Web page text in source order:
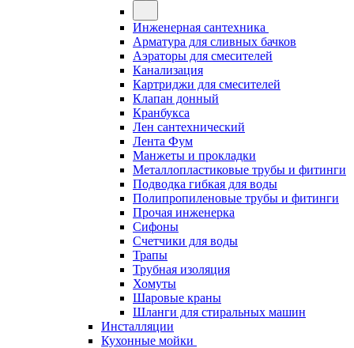
Инженерная сантехника
Арматура для сливных бачков
Аэраторы для смесителей
Канализация
Картриджи для смесителей
Клапан донный
Кранбукса
Лен сантехнический
Лента Фум
Манжеты и прокладки
Металлопластиковые трубы и фитинги
Подводка гибкая для воды
Полипропиленовые трубы и фитинги
Прочая инженерка
Сифоны
Счетчики для воды
Трапы
Трубная изоляция
Хомуты
Шаровые краны
Шланги для стиральных машин
Инсталляции
Кухонные мойки